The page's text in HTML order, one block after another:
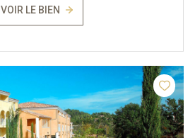
VOIR LE BIEN